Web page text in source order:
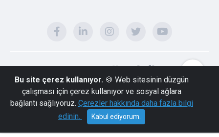
Bu site çerez kullanıyor. 🍪 Web sitesinin düzgün
çalışması için çerez kullanıyor ve sosyal ağlara
bağlantı sağlıyoruz. Çerezler hakkında daha fazla bilgi
edinin.
Kabul ediyorum.